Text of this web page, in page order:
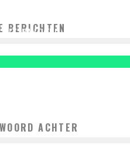
BERICHTEN
EXTRA LEVEN!
ACHTER